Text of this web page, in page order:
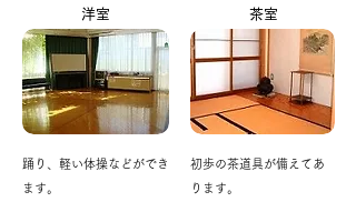
洋室
踊り、軽い体操などができ
ます。
茶室
初歩の茶道具が備えてあ
ります。